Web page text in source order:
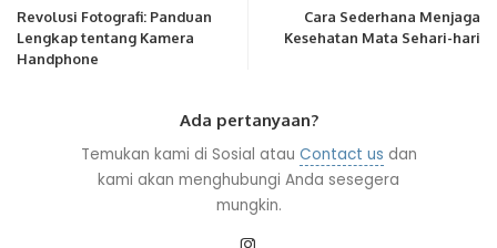
Revolusi Fotografi: Panduan
Lengkap tentang Kamera
Handphone
Cara Sederhana Menjaga
Kesehatan Mata Sehari-hari
Ada pertanyaan?
Temukan kami di Sosial atau Contact us dan
kami akan menghubungi Anda sesegera
mungkin.